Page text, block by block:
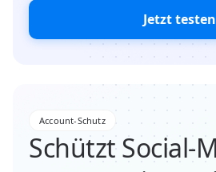
Jetzt testen
Account-Schutz
Schützt Social-